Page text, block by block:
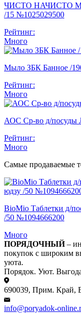
ЧИСТО НАЧИСТО
/15 №1025029500
Рейтинг:
Много
Мыло ЗБК Банное /
Рейтинг:
Много
АОС Ср-во д/посуды
Рейтинг:
Много
Самые продаваемые
BioMio Таблетки д/
/50 №1094666200
Много
ПОРЯДОЧНЫЙ–
покупок с широким
уюта.
Порядок. Уют.
690039, Прим. Край,
info@poryadok-